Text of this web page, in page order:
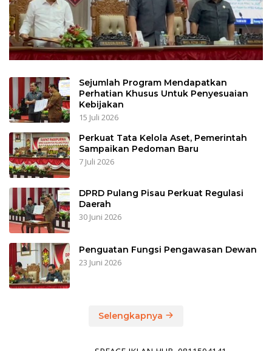
Sejumlah Program Mendapatkan
Perhatian Khusus Untuk Penyesuaian
Kebijakan
15 Juli 2026
Perkuat Tata Kelola Aset, Pemerintah
Sampaikan Pedoman Baru
7 Juli 2026
DPRD Pulang Pisau Perkuat Regulasi
Daerah
30 Juni 2026
Penguatan Fungsi Pengawasan Dewan
23 Juni 2026
Selengkapnya